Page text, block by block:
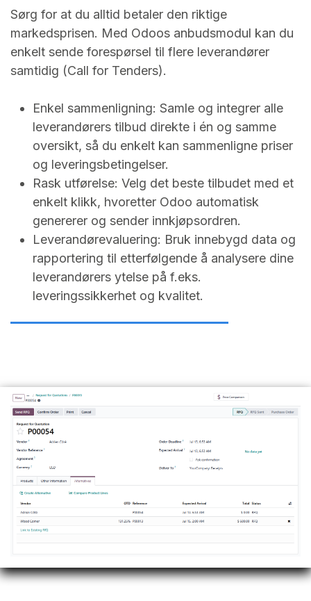
Sørg for at du alltid betaler den riktige
markedsprisen. Med Odoos anbudsmodul kan du
enkelt sende forespørsel til flere leverandører
samtidig (Call for Tenders).
Enkel sammenligning: Samle og integrer alle
leverandørers tilbud direkte i én og samme
oversikt, så du enkelt kan sammenligne priser
og leveringsbetingelser.
Rask utførelse: Velg det beste tilbudet med et
enkelt klikk, hvoretter Odoo automatisk
genererer og sender innkjøpsordren.
Leverandørevaluering: Bruk innebygd data og
rapportering til etterfølgende å analysere dine
leverandørers ytelse på f.eks.
leveringssikkerhet og kvalitet.